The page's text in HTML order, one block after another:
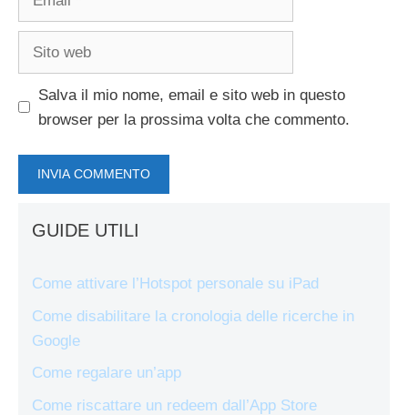
Sito
Salva il mio nome, email e sito web in questo
browser per la prossima volta che commento.
GUIDE UTILI
Come attivare l’Hotspot personale su iPad
Come disabilitare la cronologia delle ricerche in
Google
Come regalare un’app
Come riscattare un redeem dall’App Store